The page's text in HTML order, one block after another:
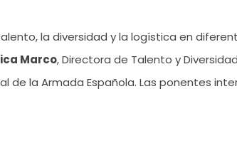
la diversidad y la logística en
Marco, Directora de Talento y
de la Armada Española. Las ponentes